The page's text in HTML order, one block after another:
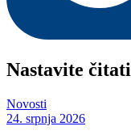
Nastavite čitati
Novosti
24. srpnja 2026